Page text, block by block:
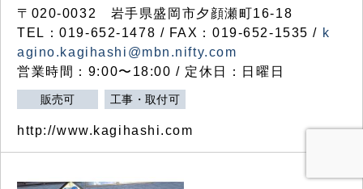
〒020-0032 岩手県盛岡市夕顔瀬町16-18
TEL：019-652-1478 / FAX：019-652-1535 / k
agino.kagihashi@mbn.nifty.com
営業時間：9:00〜18:00 / 定休日：日曜日
販売可 工事・取付可
http://www.kagihashi.com